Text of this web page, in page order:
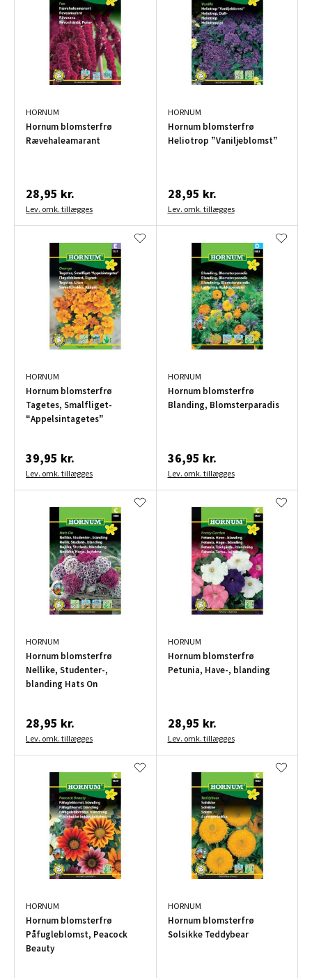
HORNUM
Hornum blomsterfrø
Rævehaleamarant
28,95 kr.
Lev. omk. tillægges
HORNUM
Hornum blomsterfrø
Heliotrop ”Vaniljeblomst”
28,95 kr.
Lev. omk. tillægges
HORNUM
Hornum blomsterfrø
Tagetes, Smalfliget-
“Appelsintagetes”
39,95 kr.
Lev. omk. tillægges
HORNUM
Hornum blomsterfrø
Blanding, Blomsterparadis
36,95 kr.
Lev. omk. tillægges
HORNUM
Hornum blomsterfrø
Nellike, Studenter-,
blanding Hats On
28,95 kr.
Lev. omk. tillægges
HORNUM
Hornum blomsterfrø
Petunia, Have-, blanding
28,95 kr.
Lev. omk. tillægges
HORNUM
Hornum blomsterfrø
Påfugleblomst, Peacock
Beauty
HORNUM
Hornum blomsterfrø
Solsikke Teddybear